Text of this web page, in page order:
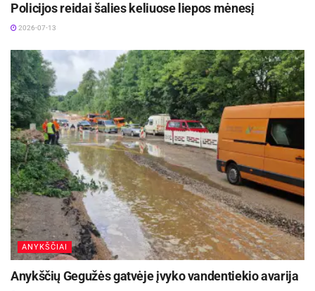
Policijos reidai šalies keliuose liepos mėnesį
2026-07-13
ANYKŠČIAI
Anykščių Gegužės gatvėje įvyko vandentiekio avarija